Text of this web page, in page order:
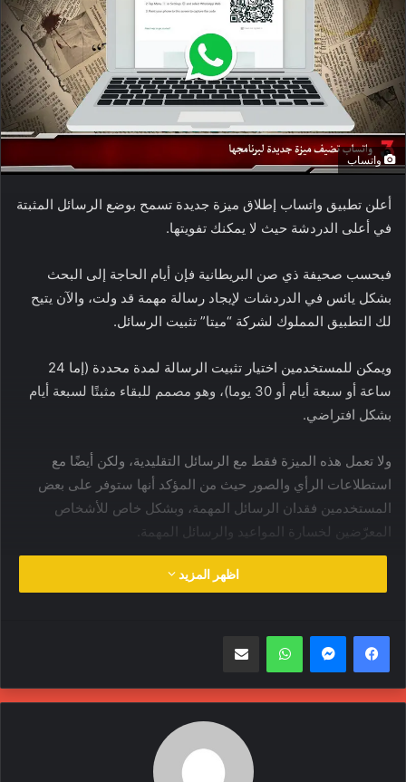
واتساب
أعلن تطبيق واتساب إطلاق ميزة جديدة تسمح بوضع الرسائل المثبتة
في أعلى الدردشة حيث لا يمكنك تفويتها.
فبحسب صحيفة ذي صن البريطانية فإن أيام الحاجة إلى البحث
بشكل يائس في الدردشات لإيجاد رسالة مهمة قد ولت، والآن يتيح
لك التطبيق المملوك لشركة “ميتا” تثبيت الرسائل.
ويمكن للمستخدمين اختيار تثبيت الرسالة لمدة محددة (إما 24
ساعة أو سبعة أيام أو 30 يوما)، وهو مصمم للبقاء مثبتًا لسبعة أيام
بشكل افتراضي.
ولا تعمل هذه الميزة فقط مع الرسائل التقليدية، ولكن أيضًا مع
استطلاعات الرأي والصور حيث من المؤكد أنها ستوفر على بعض
المستخدمين فقدان الرسائل المهمة، وبشكل خاص للأشخاص
المعرّضين لخسارة المواعيد والرسائل المهمة.
تحديثات تواصل إجتماعي شات
وتساب
اظهر المزيد
واتساب